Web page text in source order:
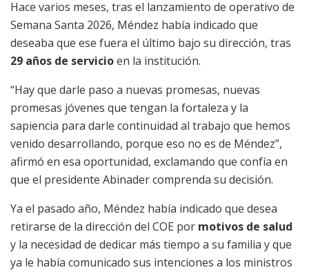
Hace varios meses, tras el lanzamiento de operativo de
Semana Santa 2026, Méndez había indicado que
deseaba que ese fuera el último bajo su dirección, tras
29 años de servicioen la institución.
“Hay que darle paso a nuevas promesas, nuevas
promesas jóvenes que tengan la fortaleza y la
sapiencia para darle continuidad al trabajo que hemos
venido desarrollando, porque eso no es de Méndez”,
afirmó en esa oportunidad, exclamando que confía en
que el presidente Abinader comprenda su decisión.
Ya el pasado año, Méndez había indicado que desea
retirarse de la dirección del COE por motivos de salud
y la necesidad de dedicar más tiempo a su familia y que
ya le había comunicado sus intenciones a los ministros